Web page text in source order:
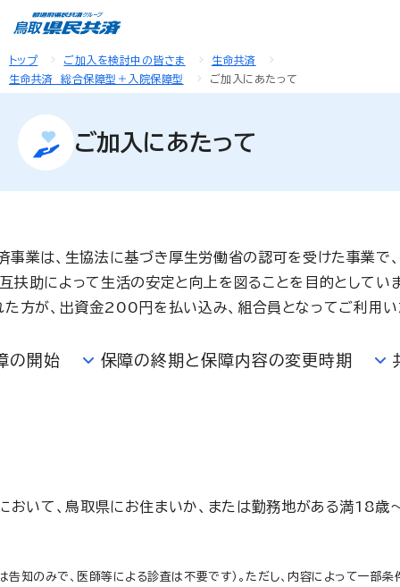
トップ ご加入を検討中の皆さま
生命共済
生命共済 総合保障型＋入院保障型
ご加入にあたって
ご加入にあたって
事業は、生協法に基づき厚生労働省の認可を受けた事業で、
扶助によって生活の安定と向上を図ることを目的としてい
方が、出資金200円を払い込み、組合員となってご利用い
の開始 保障の終期と保障内容の変更時期
おいて、鳥取県にお住まいか、または勤務地がある満18
告知のみで、医師等による診査は不要です）。ただし、内容によって一